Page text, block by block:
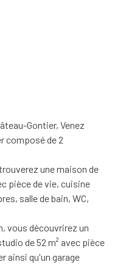
Gontier, Venez
composé de 2
une maison de
pièce de vie, cuisine
salle de bain, WC,
vous découvrirez un
de 52 m² avec pièce
ainsi qu'un garage